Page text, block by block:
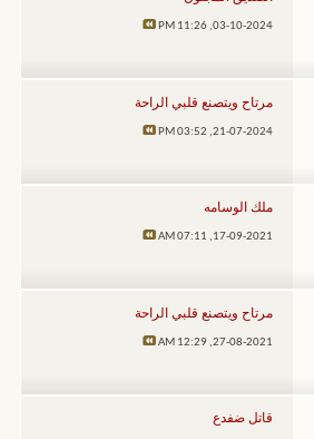
03-10-2024,
11:26 PM
مرتاح ويتصنع قلبي الراحة
21-07-2024,
03:52 PM
ملك الوسامه
17-09-2021,
07:11 AM
مرتاح ويتصنع قلبي الراحة
27-08-2021,
12:29 AM
قاتل ضفدع